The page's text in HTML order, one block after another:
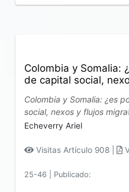
Colombia y Somalia:
de capital social,
Colombia y Somalia: ¿es
social, nexos y flujos
Echeverry Ariel
Visitas Artículo 908 |
25-46 Publicado: